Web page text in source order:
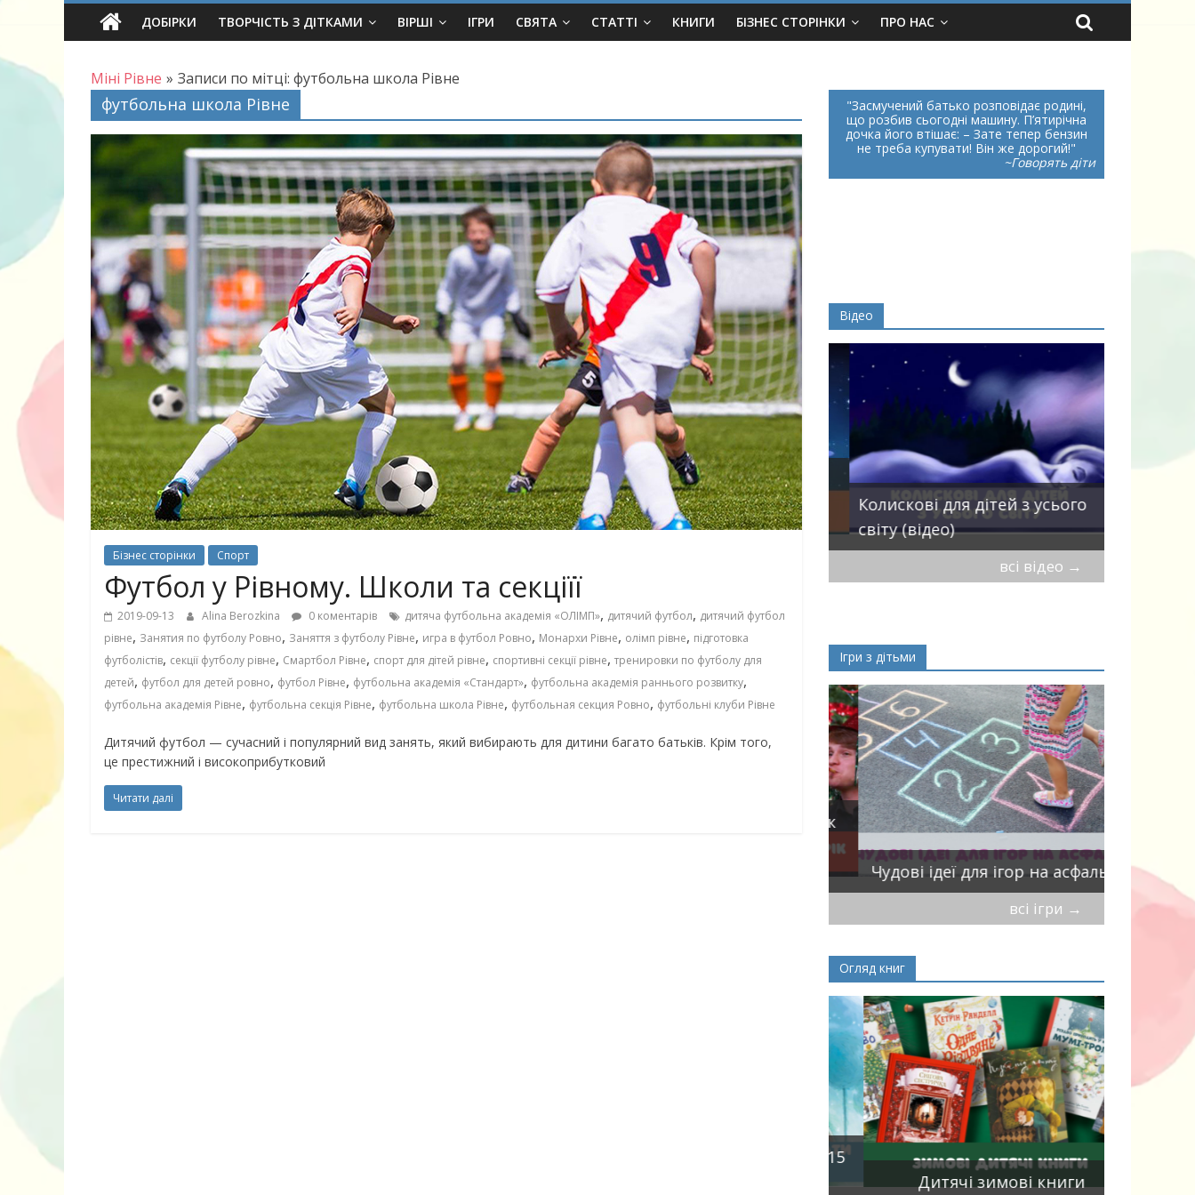
Skip
ДОБІРКИ ТВОРЧІСТЬ З ДІТКАМИ ВІРШІ ІГРИ СВЯТА СТАТТІ КНИГИ БІЗНЕС СТОРІНКИ ПРО НАС
Міні Рівне » Записи по мітці: футбольна школа Рівне
футбольна школа Рівне
Бізнес сторінки Спорт
Футбол у Рівному. Школи та секціїї
2019-09-13 Alina Berozkina 0 коментарів дитяча футбольна академія «ОЛІМП», дитячий футбол, дитячий футбол
рівне, Занятия по футболу Ровно, Заняття з футболу Рівне, игра в футбол Ровно, Монархи Рівне, олімп рівне, підготовка
футболістів, секції футболу рівне, Смартбол Рівне, спорт для дітей рівне, спортивні секції рівне, тренировки по футболу для
детей, футбол для детей ровно, футбол Рівне, футбольна академія «Стандарт», футбольна академія раннього розвитку,
футбольна академія Рівне, футбольна секція Рівне, футбольна школа Рівне, футбольная секция Ровно, футбольні клуби Рівне
Дитячий футбол — сучасний і популярний вид занять, який вибирають для дитини багато батьків. Крім того,
це престижний і високоприбутковий
Читати далі
Засмучений батько розповідає родині,
що розбив сьогодні машину. П’ятирічна
дочка його втішає: – Зате тепер бензин
не треба купувати! Він же дорогий!
~Говорять діти
Відео
30 найкрасивіших пісень про
маму
Чарівні українські колискові
пісні для дітей (слова та
музика)
Колискові для дітей з усього
світу (відео)
всі відео →
Ігри з дітьми
Чудові ідеї для ігор на асфальті
мирись,
всі ігри →
Огляд книг
Дитячі зимові книги